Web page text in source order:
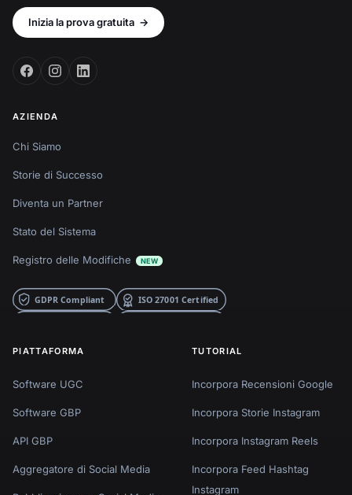
Inizia la prova gratuita →
AZIENDA
Chi Siamo
Storie di Successo
Diventa un Partner
Stato del Sistema
Registro delle Modifiche NEW
PIATTAFORMA
Software UGC
Software GBP
API GBP
Aggregatore di Social Media
TUTORIAL
Incorpora Recensioni Google
Incorpora Storie Instagram
Incorpora Instagram Reels
Incorpora Feed Hashtag
Instagram